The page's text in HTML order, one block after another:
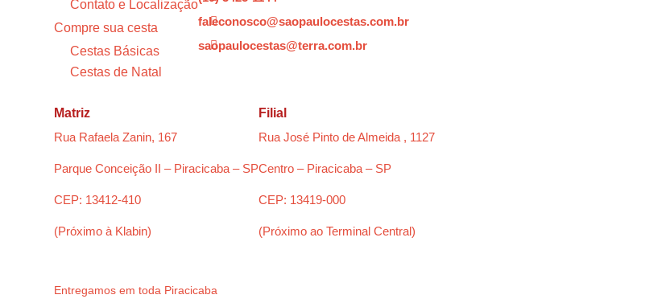
Contato e Localização
Compre sua cesta
Cestas Básicas
Cestas de Natal

faleconosco@saopaulocestas.com.br

saopaulocestas@terra.com.br
Matriz
Rua Rafaela Zanin, 167
Parque Conceição II – Piracicaba – SP
CEP: 13412-410
(Próximo à Klabin)
Filial
Rua José Pinto de Almeida , 1127
Centro – Piracicaba – SP
CEP: 13419-000
(Próximo ao Terminal Central)
Entregamos em toda Piracicaba